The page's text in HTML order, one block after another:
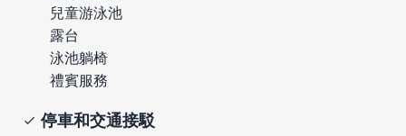
兒童游泳池
露台
泳池躺椅
禮賓服務
停車和交通接駁